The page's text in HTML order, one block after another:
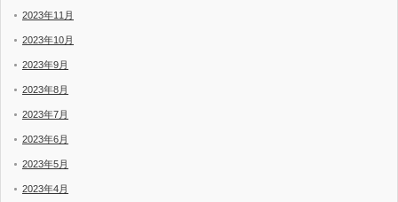
2023年11月
2023年10月
2023年9月
2023年8月
2023年7月
2023年6月
2023年5月
2023年4月